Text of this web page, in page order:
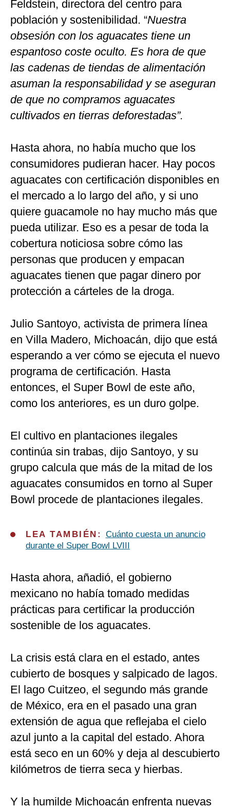
Feldstein, directora del centro para
población y sostenibilidad. “Nuestra
obsesión con los aguacates tiene un
espantoso coste oculto. Es hora de que
las cadenas de tiendas de alimentación
asuman la responsabilidad y se aseguran
de que no compramos aguacates
cultivados en tierras deforestadas”.
Hasta ahora, no había mucho que los
consumidores pudieran hacer. Hay pocos
aguacates con certificación disponibles en
el mercado a lo largo del año, y si uno
quiere guacamole no hay mucho más que
pueda utilizar. Eso es a pesar de toda la
cobertura noticiosa sobre cómo las
personas que producen y empacan
aguacates tienen que pagar dinero por
protección a cárteles de la droga.
Julio Santoyo, activista de primera línea
en Villa Madero, Michoacán, dijo que está
esperando a ver cómo se ejecuta el nuevo
programa de certificación. Hasta
entonces, el Super Bowl de este año,
como los anteriores, es un duro golpe.
El cultivo en plantaciones ilegales
continúa sin trabas, dijo Santoyo, y su
grupo calcula que más de la mitad de los
aguacates consumidos en torno al Super
Bowl procede de plantaciones ilegales.
LEA TAMBIÉN: Cuánto cuesta un anuncio
durante el Super Bowl LVIII
Hasta ahora, añadió, el gobierno
mexicano no había tomado medidas
prácticas para certificar la producción
sostenible de los aguacates.
La crisis está clara en el estado, antes
cubierto de bosques y salpicado de lagos.
El lago Cuitzeo, el segundo más grande
de México, era en el pasado una gran
extensión de agua que reflejaba el cielo
azul junto a la capital del estado. Ahora
está seco en un 60% y deja al descubierto
kilómetros de tierra seca y hierbas.
Y la humilde Michoacán enfrenta nuevas